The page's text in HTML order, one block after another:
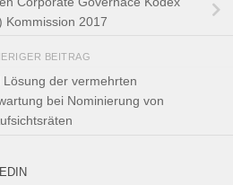
Kommission 2017
BEITRAG
Lösung der vermehrten
bei Nominierung von